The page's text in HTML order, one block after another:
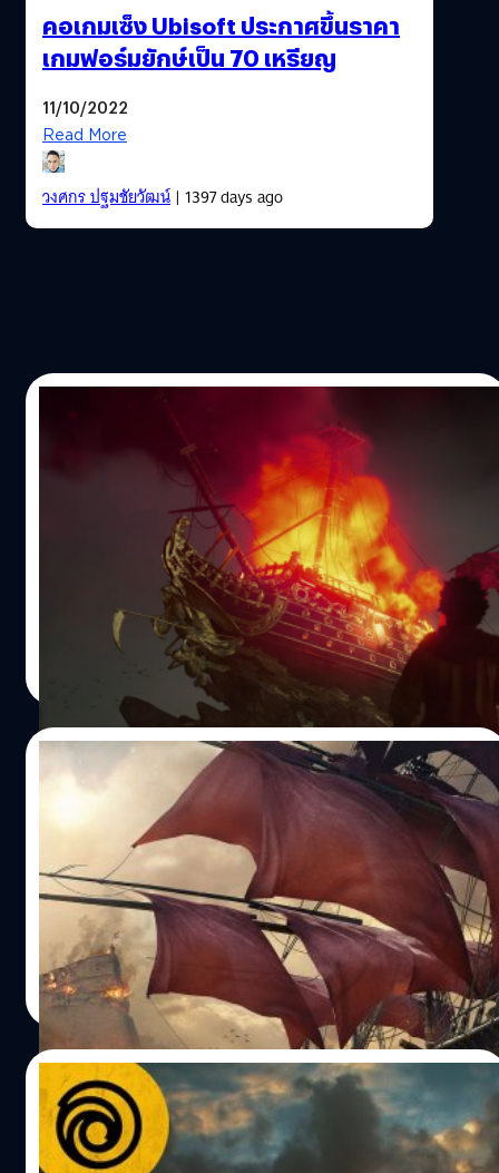
คอเกมเซ็ง Ubisoft ประกาศขึ้นราคา
เกมฟอร์มยักษ์เป็น 70 เหรียญ
11/10/2022
Read More
วงศกร ปฐมชัยวัฒน์| 1397 days ago
Skull and Bones เวอร์ชัน PC จะรองรับ 4K,
HDR และ Ray Tracing พร้อมเผยสเปกความ
ค่ายเกม Ubisoft และทีมพัฒนา Ubisoft Singapore ได้ยืนยัน
ว่าเกม Skull and Bones จะรองรับความละเอียด 4K, HDR,
Ray Tracing และเทคโนโลยีช่วยอัปสเกลภาพให้คมชัดขึ้น
อย่าง DLSS และ FSR รวมถึงเปิดเผยสเปกคอมพิวเตอร์สำหรับ
เล่นเกม Skull and Bones อย่างเป็นทางการ สำหรับการตั้งค่า
แบบ Low ความละเอียด 1080p เฟรมเรต 30 FPS CPU - Intel
Core i7-4790 or AMD Ryzen 5 1600GPU - Nvidia GeForce
GTX 1060 (6GB) or AMD Radeon RX 570 (4GB)RAM - 8
GB…
ศุภกร ประเสริฐศิลป์| 1443 days ago
08/07/2022
Skull and Bones เตรียมวางจำหน่าย 8 พ.ย. นี้
ค่ายเกม Ubisoft และทีมพัฒนา Ubisoft Singapore ได้
ประกาศว่าจะวางจำหน่ายเกม Skull and Bones เวอร์ชัน
PlayStation 5, Xbox Series X|S, Google Stadia, Amazon
Luna และ PC (Epic Games Store และ Ubisoft Store) ในวัน
ที่ 8 พฤศจิกายน 2022 พบกับสรวงสวรรค์แห่งท้องทะเลที่แสน
อันตรายในเกม Skull and Bones ซึ่งได้รับแรงบันดาลใจมา
จากมหาสมุทรอินเดียในช่วงยุคทองของโจรสลัด ผู้เล่นจะต้อง
เอาชนะอุปสรรคต่าง ๆ และลุกขึ้นมาต่อสู้ จากคนจรจัดจน
กลายเป็นโจรสลัดผู้ยิ่งใหญ่ รวมถึงสร้างเรือที่มีเอกลักษณ์เพื่อ
เอาชีวิตรอด, เติบโตขึ้น และปกครองโลกใบนี้ ที่มา: gematsu
พิสูจน์อักษร : สุชยา เกษจำรัส
ศุภกร ประเสริฐศิลป์ | 1493 days ago
Read More
05/07/2022
Skull and Bones จะเผยคลิปเกมเพลย์ใหม่ใน
สัปดาห์นี้